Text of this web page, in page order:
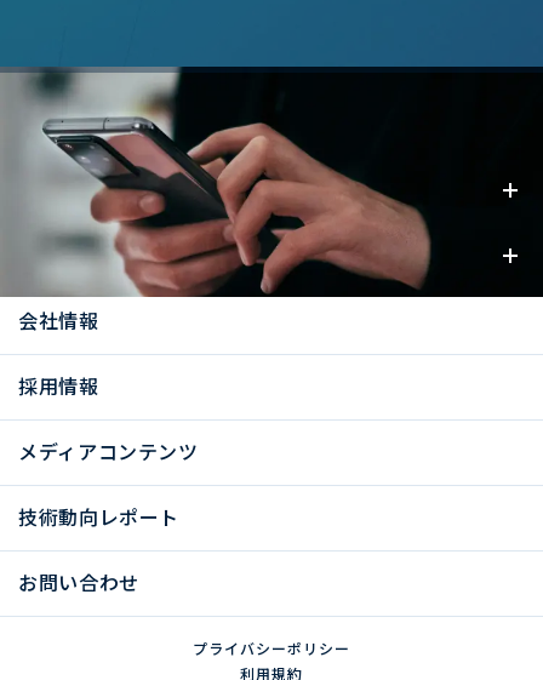
事業内容
お知らせ
会社情報
採用情報
メディアコンテンツ
技術動向レポート
お問い合わせ
プライバシーポリシー
利用規約